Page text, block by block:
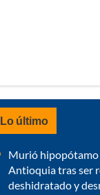
Lo último
Murió hipopótamo
Antioquia tras ser
deshidratado y